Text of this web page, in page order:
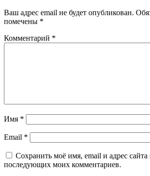
Ваш адрес email не будет опубликован.
помечены *
Комментарий *
Имя *
Email *
Сохранить моё имя, email и адрес сайта
последующих моих комментариев.